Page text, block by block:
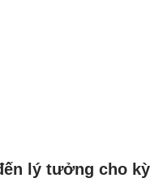
lý tưởng cho kỳ